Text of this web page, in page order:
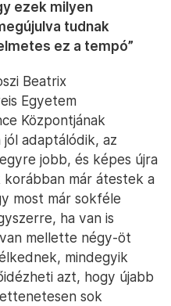
ezek milyen
tudnak
ez a tempó”
Beatrix
Egyetem
Központjának
jól adaptálódik, az
jobb, és képes újra
már átestek a
most már sokféle
ha van is
mellette négy-öt
mindegyik
azt, hogy újabb
sok